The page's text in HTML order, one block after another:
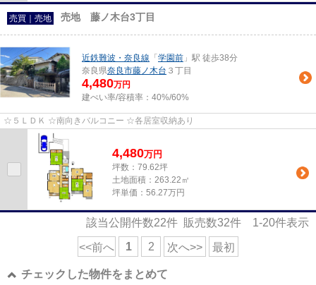
売買｜売地 売地 藤ノ木台3丁目
近鉄難波・奈良線 「 学園前 」駅 徒歩38分
奈良県奈良市藤ノ木台 ３丁目
4,480万円
建ぺい率/容積率： 40%/60%
☆５ＬＤＫ ☆南向きバルコニー ☆各居室収納あり
4,480万円
坪数：79.62坪
土地面積：263.22㎡
坪単価：56.27万円
該当公開件数22件 販売数32件 1-20件表示
<<前へ 1 2 次へ>> 最初
チェックした物件をまとめて